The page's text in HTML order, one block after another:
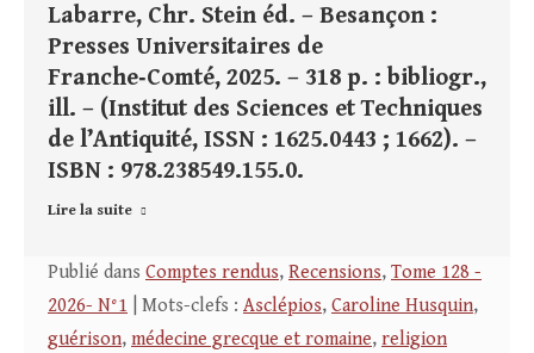
Labarre, Chr. Stein éd. – Besançon :
Presses Universitaires de
Franche‑Comté, 2025. – 318 p. : bibliogr.,
ill. – (Institut des Sciences et Techniques
de l’Antiquité, ISSN : 1625.0443 ; 1662). –
ISBN : 978.238549.155.0.
Lire la suite
Publié dans Comptes rendus, Recensions, Tome 128 -
2026- N°1 | Mots-clefs : Asclépios, Caroline Husquin,
guérison, médecine grecque et romaine, religion